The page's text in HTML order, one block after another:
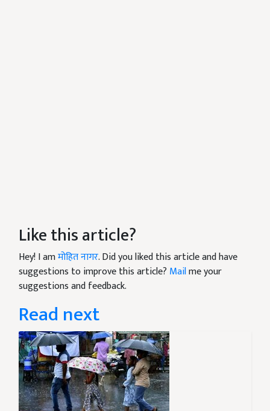
Like this article?
Hey! I amमोहित नागर. Did you liked this article and have
suggestions to improve this article? Mailme your
suggestions and feedback.
Read next